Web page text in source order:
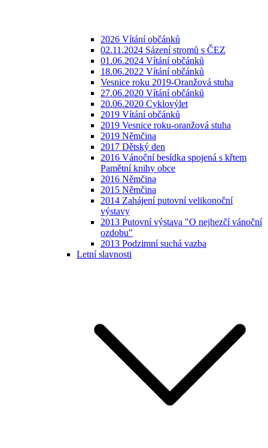
2026 Vítání občánků
02.11.2024 Sázení stromů s ČEZ
01.06.2024 Vítání občánků
18.06.2022 Vítání občánků
Vesnice roku 2019-Oranžová stuha
27.06.2020 Vítání občánků
20.06.2020 Cyklovýlet
2019 Vítání občánků
2019 Vesnice roku-oranžová stuha
2019 Němčina
2017 Dětský den
2016 Vánoční besídka spojená s křtem
Pamětní knihy obce
2016 Němčina
2015 Němčina
2014 Zahájení putovní velikonoční
výstavy
2013 Putovní výstava "O nejhezčí vánoční
ozdobu"
2013 Podzimní suchá vazba
Letní slavnosti